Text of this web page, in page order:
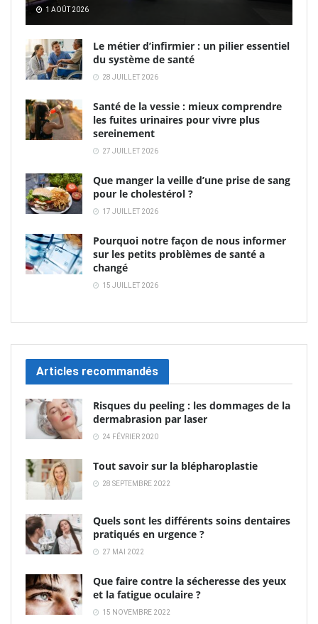
1 AOÛT 2026
Le métier d’infirmier : un pilier essentiel
du système de santé
28 JUILLET 2026
Santé de la vessie : mieux comprendre
les fuites urinaires pour vivre plus
sereinement
27 JUILLET 2026
Que manger la veille d’une prise de sang
pour le cholestérol ?
17 JUILLET 2026
Pourquoi notre façon de nous informer
sur les petits problèmes de santé a
changé
15 JUILLET 2026
Articles recommandés
Risques du peeling : les dommages de la
dermabrasion par laser
24 FÉVRIER 2020
Tout savoir sur la blépharoplastie
28 SEPTEMBRE 2022
Quels sont les différents soins dentaires
pratiqués en urgence ?
27 MAI 2022
Que faire contre la sécheresse des yeux
et la fatigue oculaire ?
15 NOVEMBRE 2022